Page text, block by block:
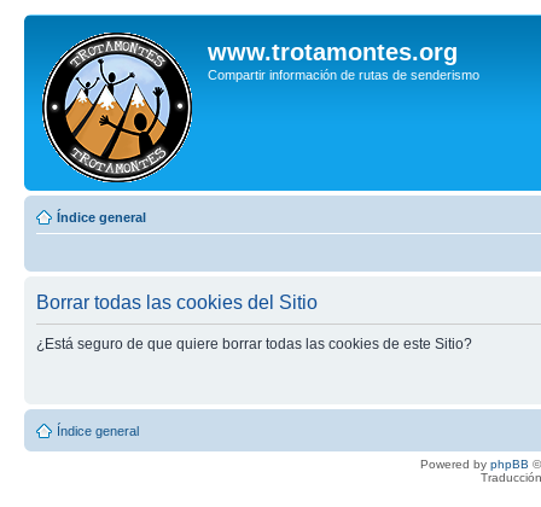
www.trotamontes.org
Compartir información de rutas de senderismo
Índice general
Borrar todas las cookies del Sitio
¿Está seguro de que quiere borrar todas las cookies de este Sitio?
Índice general
Powered by phpBB